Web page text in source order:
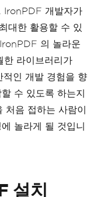
IronPDF 개발자가
대한 활용할 수 있
의 놀라운
한 라이브러리가
인 개발 경험을 향
수 있도록 하는지
음 접하는 사람이
놀라게 될 것입니
설치